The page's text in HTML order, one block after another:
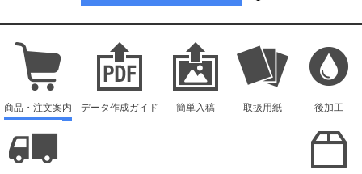
商品・注文案内 データ作成ガイド 簡単入稿 取扱用紙 後加工